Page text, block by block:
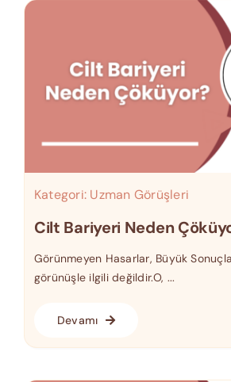
Kategori: Uzman Görüşleri
Cilt Bariyeri Neden
Görünmeyen Hasarlar, Büyük
görünüşle ilgili değildir.O, ...
Devamı